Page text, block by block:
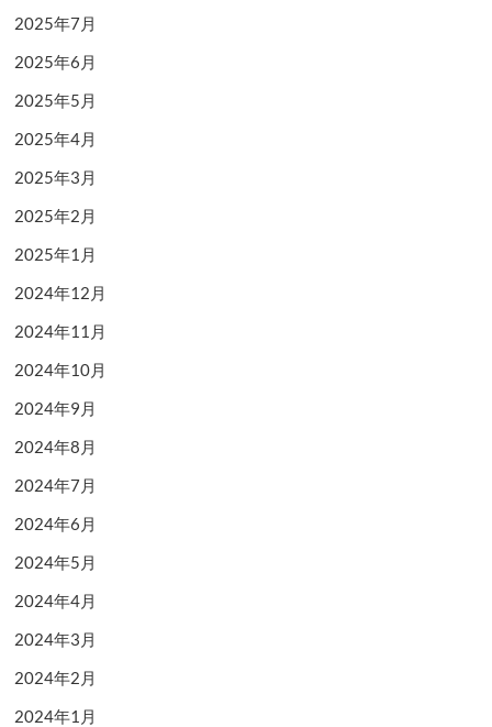
2025年7月
2025年6月
2025年5月
2025年4月
2025年3月
2025年2月
2025年1月
2024年12月
2024年11月
2024年10月
2024年9月
2024年8月
2024年7月
2024年6月
2024年5月
2024年4月
2024年3月
2024年2月
2024年1月